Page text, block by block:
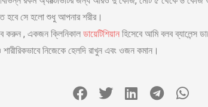
হবে সে হলো শুধু আপনার শরীর।
করুন , একজন ক্লিনিকাল ডায়েটিশিয়ান হিসেবে আমি বলব ব্যালেন্স
নিজেকে হেলদি রাখুন এবং ওজন কমান।